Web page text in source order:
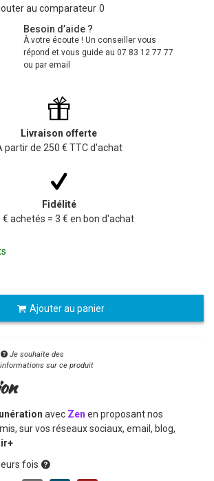
au comparateur 0
Besoin d’aide ?
À votre écoute ! Un conseiller vous
répond et vous guide au 07 83 12 77 77
ou par email
Livraison offerte
partir de 250 € TTC d'achat
Fidélité
€ achetés = 3 € en bon d'achat
Ajouter au panier
Je souhaite des
informations sur ce produit
avec Zen en proposant nos
sur vos réseaux sociaux, email, blog,
fois